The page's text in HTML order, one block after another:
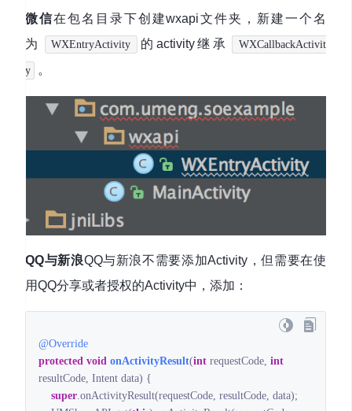
微信在包名目录下创建wxapi文件夹，新建一个名
为
WXEntryActivity 的activity继承 WXCallbackActivit
y 。
QQ与新浪QQ与新浪不需要添加Activity，但需要在使
用QQ分享或者授权的Activity中，添加：
@Override
protected void onActivityResult(int requestCode, int
resultCode, Intent data) {
super .onActivityResult(requestCode, resultCode, data);